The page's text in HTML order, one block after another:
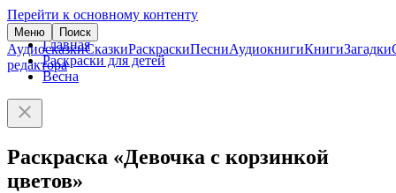
Перейти к основному контенту
Меню Поиск
АудиосказкиСказкиРаскраскиПесниАудиокнигиКнигиЗагадки
редактора
Главная
Раскраски для детей
Весна
Раскраска «Девочка с корзинкой
цветов»